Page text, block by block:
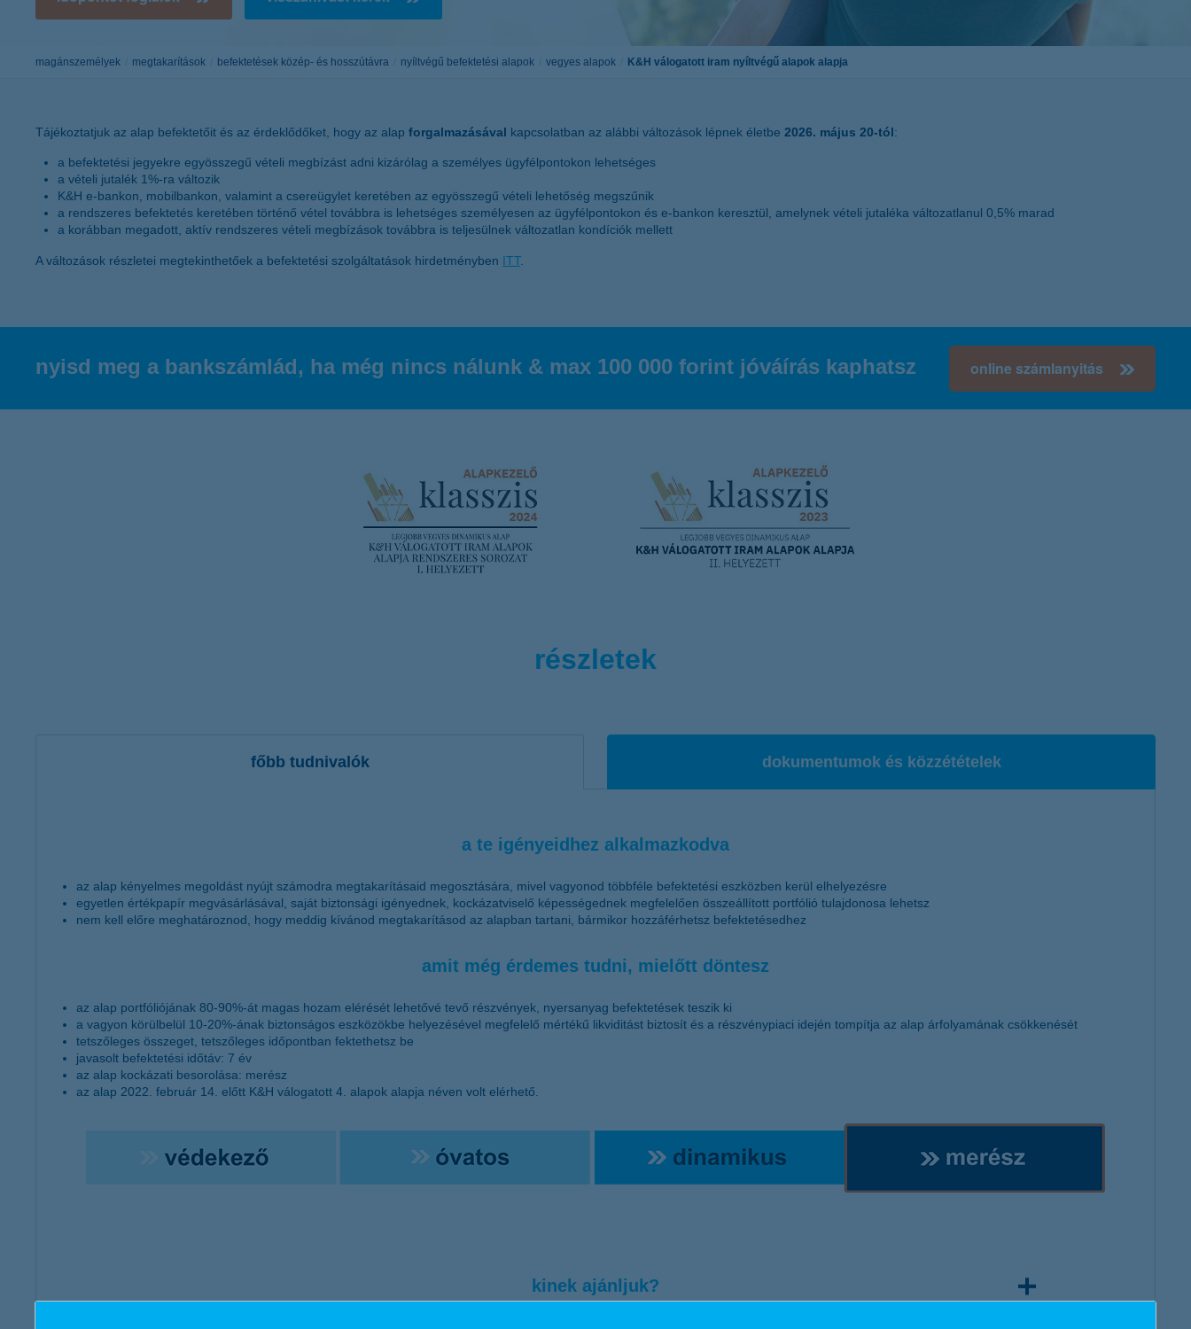
bankváltás
ügyfélajánló program
lakossági & vállalkozói számlacsomag együtt
K&H virtuális betéti kártya
hitelfedezeti életbiztosítás
Digitális Állampolgárság ProgramK&H token megújítás
magánszemélyek megtakarítások befektetések közép- és hosszútávra nyíltvégű befektetési alapok vegyes alapok K&H válogatott iram nyíltvégű alapok alapja
Tájékoztatjuk az alap befektetőit és az érdeklődőket, hogy az alap forgalmazásával kapcsolatban az alábbi változások lépnek életbe 2026. május 20-tól:
a befektetési jegyekre egyösszegű vételi megbízást adni kizárólag a személyes ügyfélpontokon lehetséges
a vételi jutalék 1%-ra változik
K&H e-bankon, mobilbankon, valamint a csereügylet keretében az egyösszegű vételi lehetőség megszűnik
a rendszeres befektetés keretében történő vétel továbbra is lehetséges személyesen az ügyfélpontokon és e-bankon keresztül, amelynek vételi jutaléka változatlanul 0,5% marad
a korábban megadott, aktív rendszeres vételi megbízások továbbra is teljesülnek változatlan kondíciók mellett
A változások részletei megtekinthetőek a befektetési szolgáltatások hirdetményben ITT.
nyisd meg a bankszámlád, ha még nincs nálunk & max 100 000 forint jóváírás kaphatsz online számlanyitás
részletek
főbb tudnivalók dokumentumok és közzétételek
a te igényeidhez alkalmazkodva
az alap kényelmes megoldást nyújt számodra megtakarításaid megosztására, mivel vagyonod többféle befektetési eszközben kerül elhelyezésre
egyetlen értékpapír megvásárlásával, saját biztonsági igényednek, kockázatviselő képességednek megfelelően összeállított portfólió tulajdonosa lehetsz
nem kell előre meghatároznod, hogy meddig kívánod megtakarításod az alapban tartani, bármikor hozzáférhetsz befektetésedhez
amit még érdemes tudni, mielőtt döntesz
az alap portfóliójának 80-90%-át magas hozam elérését lehetővé tevő részvények, nyersanyag befektetések teszik ki
a vagyon körülbelül 10-20%-ának biztonságos eszközökbe helyezésével megfelelő mértékű likviditást biztosít és a részvénypiaci idején tompítja az alap árfolyamának csökkenését
tetszőleges összeget, tetszőleges időpontban fektethetsz be
javasolt befektetési időtáv: 7 év
az alap kockázati besorolása: merész
az alap 2022. február 14. előtt K&H válogatott 4. alapok alapja néven volt elérhető.
kinek ajánljuk?